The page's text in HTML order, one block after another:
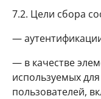
7.2. Цели сбора
—
— в качестве
используемых
пользователей,